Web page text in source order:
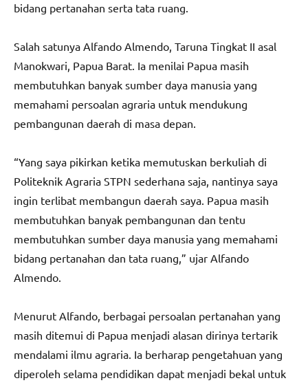
bidang pertanahan serta tata ruang.
Salah satunya Alfando Almendo, Taruna Tingkat II asal
Manokwari, Papua Barat. Ia menilai Papua masih
membutuhkan banyak sumber daya manusia yang
memahami persoalan agraria untuk mendukung
pembangunan daerah di masa depan.
“Yang saya pikirkan ketika memutuskan berkuliah di
Politeknik Agraria STPN sederhana saja, nantinya saya
ingin terlibat membangun daerah saya. Papua masih
membutuhkan banyak pembangunan dan tentu
membutuhkan sumber daya manusia yang memahami
bidang pertanahan dan tata ruang,” ujar Alfando
Almendo.
Menurut Alfando, berbagai persoalan pertanahan yang
masih ditemui di Papua menjadi alasan dirinya tertarik
mendalami ilmu agraria. Ia berharap pengetahuan yang
diperoleh selama pendidikan dapat menjadi bekal untuk